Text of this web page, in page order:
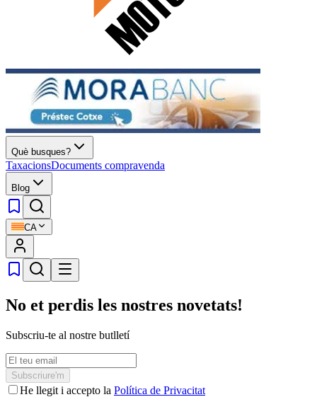
Què busques?
TaxacionsDocuments compravenda
Blog
CA
No et perdis les nostres novetats!
Subscriu-te al nostre butlletí
Subscriure'm
He llegit i accepto la Política de Privacitat